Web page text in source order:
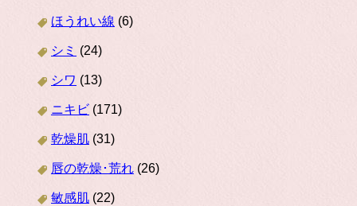
ほうれい線 (6)
シミ (24)
シワ (13)
ニキビ (171)
乾燥肌 (31)
唇の乾燥･荒れ (26)
敏感肌 (22)